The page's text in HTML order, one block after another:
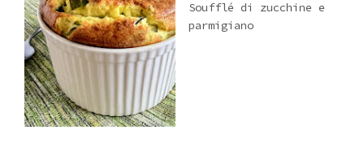
Soufflé di zucchine e
parmigiano